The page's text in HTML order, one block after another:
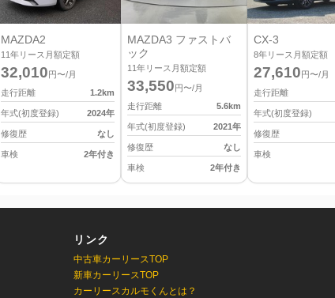
MAZDA2
11年リース月額定額
32,010 円〜/月
走行距離
1.2km
年式(初度登録) 2024年
修復歴 なし
車検 2年付き
MAZDA3 ファストバ
ック
11年リース月額定額
33,550 円〜/月
走行距離
5.6km
年式(初度登録) 2021年
修復歴 なし
車検 2年付き
CX-3
8年リース月額定額
27,610 円〜/月
走行距離
年式(初度登録)
修復歴
車検
リンク
中古車カーリースTOP
新車カーリースTOP
カーリースカルモくんとは？